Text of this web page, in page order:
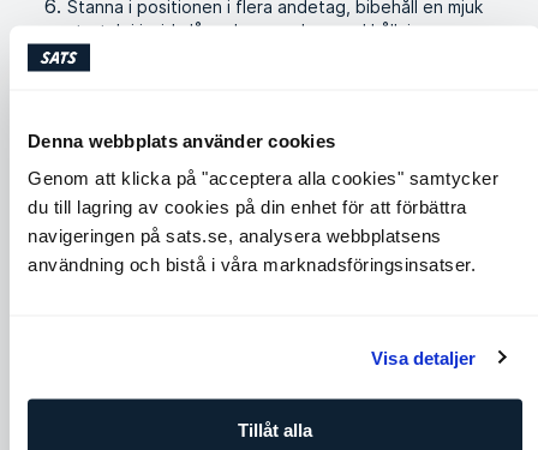
Denna webbplats använder cookies
Genom att klicka på "acceptera alla cookies" samtycker
du till lagring av cookies på din enhet för att förbättra
navigeringen på sats.se, analysera webbplatsens
användning och bistå i våra marknadsföringsinsatser.
Visa detaljer
Tillåt alla
Stanna i positionen i flera andetag, bibehåll en mjuk
stretch i insida lår och en avslappnad hållning.